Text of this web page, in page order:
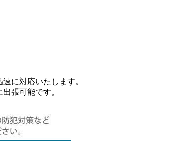
に対応いたします。
張可能です。